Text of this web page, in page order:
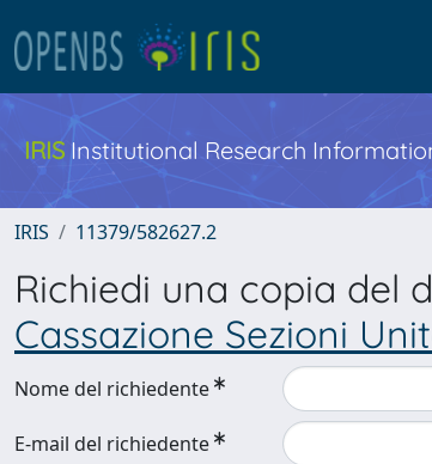
IRIS Institutional Research
IRIS 11379/582627.2
Richiedi una copia del
Cassazione Sezioni
Nome del richiedente
E-mail del richiedente